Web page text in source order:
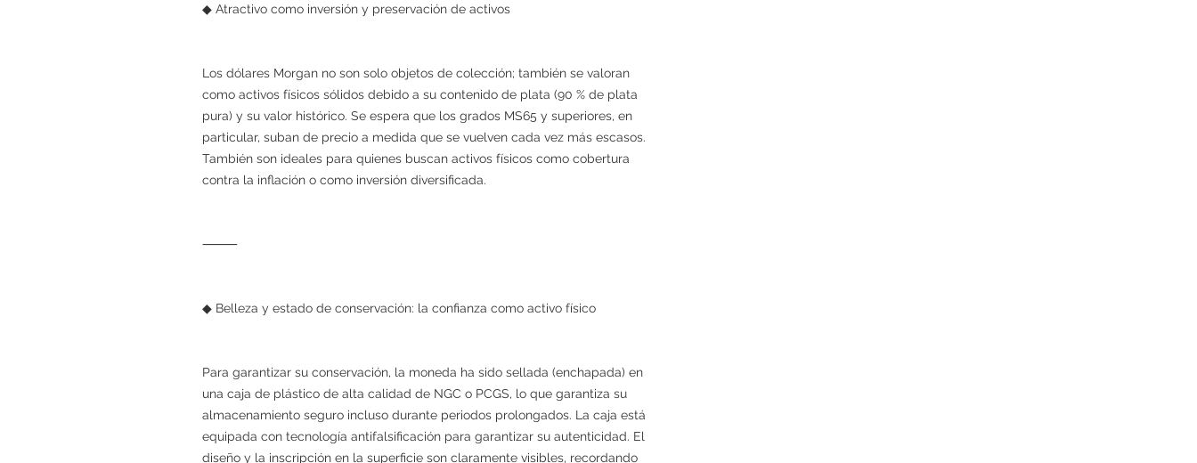
◆ Atractivo como inversión y preservación de activos
Los dólares Morgan no son solo objetos de colección; también se valoran
como activos físicos sólidos debido a su contenido de plata (90 % de plata
pura) y su valor histórico. Se espera que los grados MS65 y superiores, en
particular, suban de precio a medida que se vuelven cada vez más escasos.
También son ideales para quienes buscan activos físicos como cobertura
contra la inflación o como inversión diversificada.
⸻
◆ Belleza y estado de conservación: la confianza como activo físico
Para garantizar su conservación, la moneda ha sido sellada (enchapada) en
una caja de plástico de alta calidad de NGC o PCGS, lo que garantiza su
almacenamiento seguro incluso durante periodos prolongados. La caja está
equipada con tecnología antifalsificación para garantizar su autenticidad. El
diseño y la inscripción en la superficie son claramente visibles, recordando